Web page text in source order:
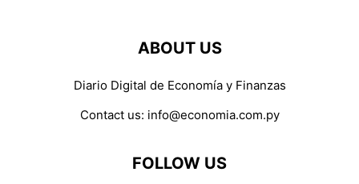
ABOUT US
Diario Digital de Economía y Finanzas
Contact us: info@economia.com.py
FOLLOW US